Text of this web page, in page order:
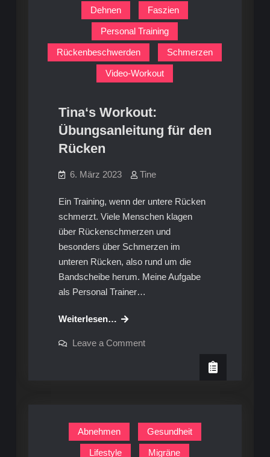
Dehnen Faszien
Personal Training
Rückenbeschwerden Schmerzen
Video-Workout
Tina‘s Workout:
Übungsanleitung für den
Rücken
6. März 2023 Tine
Ein Training, wenn der untere Rücken
schmerzt. Viele Menschen klagen
über Rückenschmerzen und
besonders über Schmerzen im
unteren Rücken, also rund um die
Bandscheibe herum. Meine Aufgabe
als Personal Trainer…
Weiterlesen… Tina‘s
Übungsanleitung
Leave a Commenton
Abnehmen Gesundheit
Lifestyle Migräne